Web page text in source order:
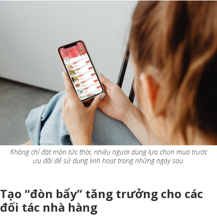
Không chỉ đặt món tức thời, nhiều người dùng lựa chọn mua trước
ưu đãi để sử dụng linh hoạt trong những ngày sau.
Tạo “đòn bẩy” tăng trưởng cho các
đối tác nhà hàng